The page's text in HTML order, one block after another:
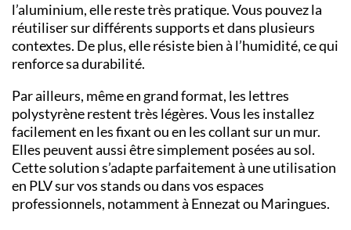
l’aluminium, elle reste très pratique. Vous pouvez la
réutiliser sur différents supports et dans plusieurs
contextes. De plus, elle résiste bien à l’humidité, ce qui
renforce sa durabilité.
Par ailleurs, même en grand format, les lettres
polystyrène restent très légères. Vous les installez
facilement en les fixant ou en les collant sur un mur.
Elles peuvent aussi être simplement posées au sol.
Cette solution s’adapte parfaitement à une utilisation
en PLV sur vos stands ou dans vos espaces
professionnels, notamment à Ennezatou Maringues.